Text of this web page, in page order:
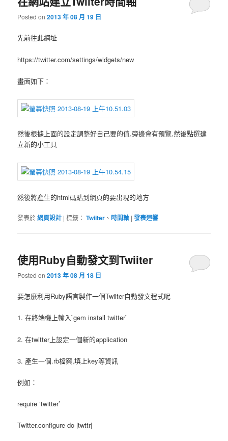
Posted on2013 年 08 月 19 日
先前往此網址
https://twitter.com/settings/widgets/new
畫面如下：
然後根據上面的設定調整好自己要的值,旁邊會有預覽,然後點選建
立新的小工具
然後將產生的html碼貼到網頁的要出現的地方
發表於網頁設計 |標籤： Twiiter 、 時間軸 |發表迴響
使用Ruby自動發文到Twiiter
Posted on2013 年 08 月 18 日
要怎麼利用Ruby語言製作一個Twiiter自動發文程式呢
1. 在終端機上輸入`gem install twitter`
2. 在twitter上設定一個新的application
3. 產生一個.rb檔案,填上key等資訊
例如：
require ‘twitter’
Twitter.configure do |twttr|